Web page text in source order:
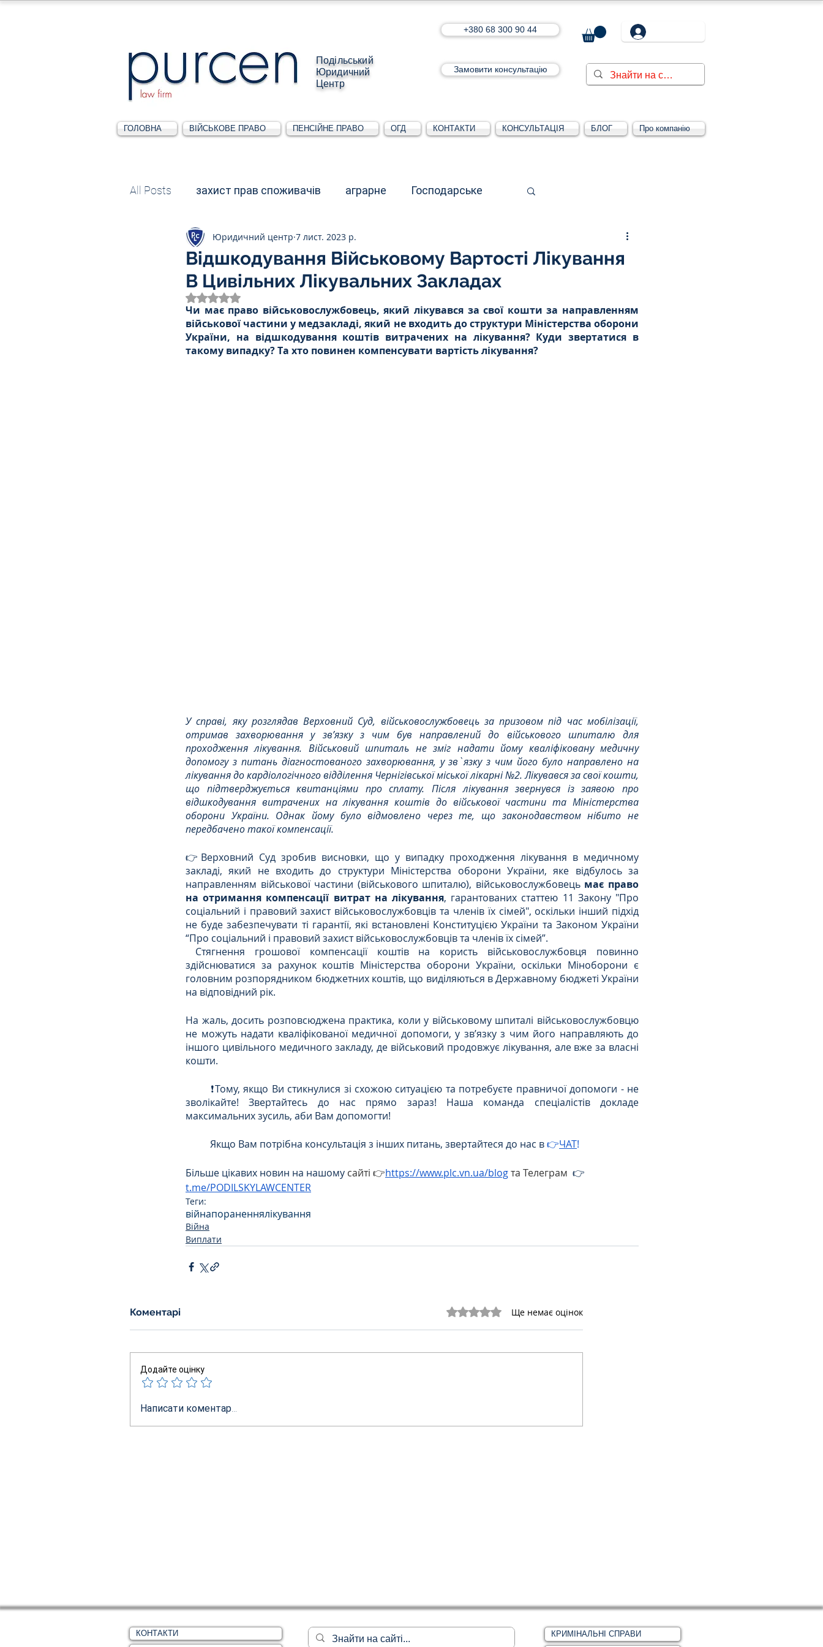
Подільський
Юридичний
Центр
+380 68 300 90 44
Замовити консультацію
ГОЛОВНА ВІЙСЬКОВЕ ПРАВО ПЕНСІЙНЕ ПРАВО ОГД КОНТАКТИ КОНСУЛЬТАЦІЯ БЛОГ Про компанію
All Posts захист прав споживачів аграрне Господарське
Податкове Адміністративне Для юридичних осіб
Трудове Земельне Інтелектуальна власність
Спортивне право Корупційне Адміністративі порушення
Відшкодування Військовому Вартості Лікування
В Цивільних Лікувальних Закладах
Юридичний центр 7 лист. 2023 р.
Оцінка: NaN з 5 зірок.
Чи має право військовослужбовець, який лікувався за свої кошти за направленням
військової частини у медзакладі, який не входить до структури Міністерства оборони
України, на відшкодування коштів витрачених на лікування? Куди звертатися в
такому випадку? Та хто повинен компенсувати вартість лікування?
У справі, яку розглядав Верховний Суд, військовослужбовець за призовом під час мобілізації,
отримав захворювання у зв’язку з чим був направлений до військового шпиталю для
проходження лікування. Військовий шпиталь не зміг надати йому кваліфіковану медичну
допомогу з питань діагностованого захворювання, у зв`язку з чим його було направлено на
лікування до кардіологічного відділення Чернігівської міської лікарні №2. Лікувався за свої кошти,
що підтверджується квитанціями про сплату. Після лікування звернувся із заявою про
відшкодування витрачених на лікування коштів до військової частини та Міністерства
оборони України. Однак йому було відмовлено через те, що законодавством нібито не
передбачено такої компенсації.
👉Верховний Суд зробив висновки, що у випадку проходження лікування в медичному
закладі, який не входить до структури Міністерства оборони України, яке відбулось за
направленням військової частини (військового шпиталю), військовослужбовець має право
на отримання компенсації витрат на лікування, гарантованих статтею 11 Закону "Про
соціальний і правовий захист військовослужбовців та членів їх сімей", оскільки інший підхід
не буде забезпечувати ті гарантії, які встановлені Конституцією України та Законом України
“Про соціальний і правовий захист військовослужбовців та членів їх сімей”.
здійснюватися за рахунок коштів Міністерства оборони України, оскільки Міноборони є
головним розпорядником бюджетних коштів, що виділяються в Державному бюджеті України
на відповідний рік.
На жаль, досить розповсюджена практика, коли у військовому шпиталі військовослужбовцю
не можуть надати кваліфікованої медичної допомоги, у зв’язку з чим його направляють до
іншого цивільного медичного закладу, де військовий продовжує лікування, але вже за власні
кошти.
зволікайте! Звертайтесь до нас прямо зараз! Наша команда спеціалістів докладе
максимальних зусиль, аби Вам допомогти!
	Якщо Вам потрібна консультація з інших питань, звертайтеся до нас в
👉ЧАТ!
Більше цікавих новин на нашому сайті 👉https://www.plc.vn.ua/blog та Телеграм 👉
t.me/PODILSKYLAWCENTER
Теги:
війнапораненнялікування
Війна
Виплати
Коментарі Оцінка: 0 з 5 зірок.Ще немає оцінок
Додайте оцінку
Написати коментар...
КОНТАКТИ
КРИМІНАЛЬНІ СПРАВИ